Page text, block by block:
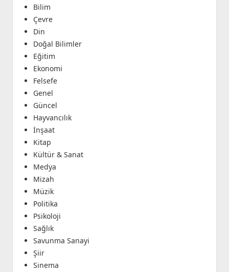
Bilim
Çevre
Din
Doğal Bilimler
Eğitim
Ekonomi
Felsefe
Genel
Güncel
Hayvancılık
İnşaat
Kitap
Kültür & Sanat
Medya
Mizah
Müzik
Politika
Psikoloji
Sağlık
Savunma Sanayi
Şiir
Sinema